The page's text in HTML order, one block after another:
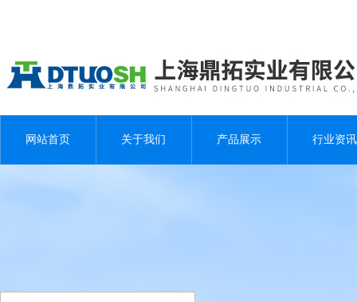
网站首页 关于我们 产品展示 行业资讯